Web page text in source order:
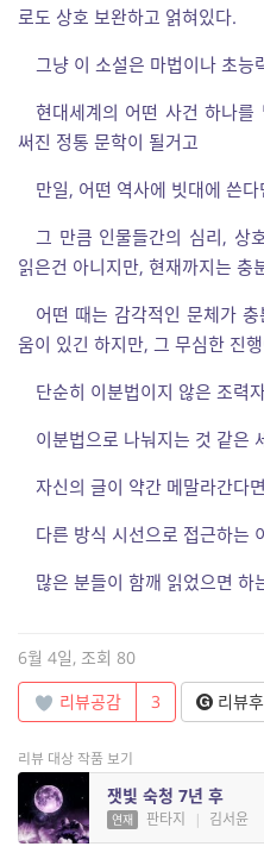
로도 상호 보완하고 얽혀있다.
그냥 이 소설은 마법이나 초능
현대세계의 어떤 사건 하나
써진 정통 문학이 될거고
만일, 어떤 역사에 빗대에 쓴
그 만큼 인물들간의 심리, 상
읽은건 아니지만, 현재까지는 충
어떤 때는 감각적인 문체가
움이 있긴 하지만, 그 무심한 진
단순히 이분법이지 않은 조력
이분법으로 나눠지는 것 같은
자신의 글이 약간 메말라간다
다른 방식 시선으로 접근하는
많은 분들이 함깨 읽었으면 하
6월 4일, 조회 80
리뷰공감
3 리뷰
리뷰 대상 작품 보기
잿빛 숙청 7년 후
연재 판타지 | 김서윤